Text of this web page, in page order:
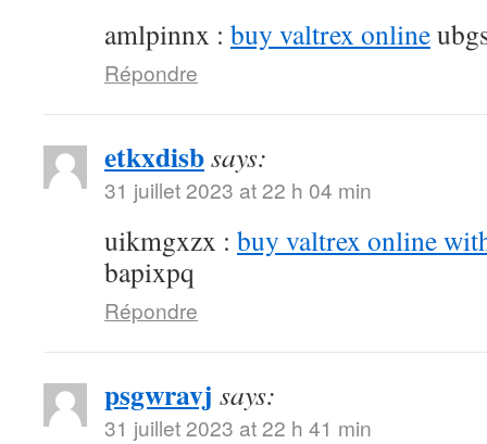
amlpinnx : buy valtrex online
Répondre
etkxdisbsays:
31 juillet 2023 at 22 h 04 min
uikmgxzx : buy valtrex online
bapixpq
Répondre
psgwravj says:
31 juillet 2023 at 22 h 41 min